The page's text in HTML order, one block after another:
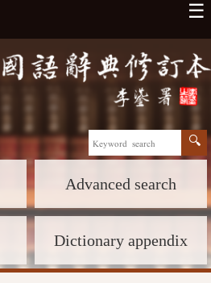
☰
Advanced search
Dictionary appendix